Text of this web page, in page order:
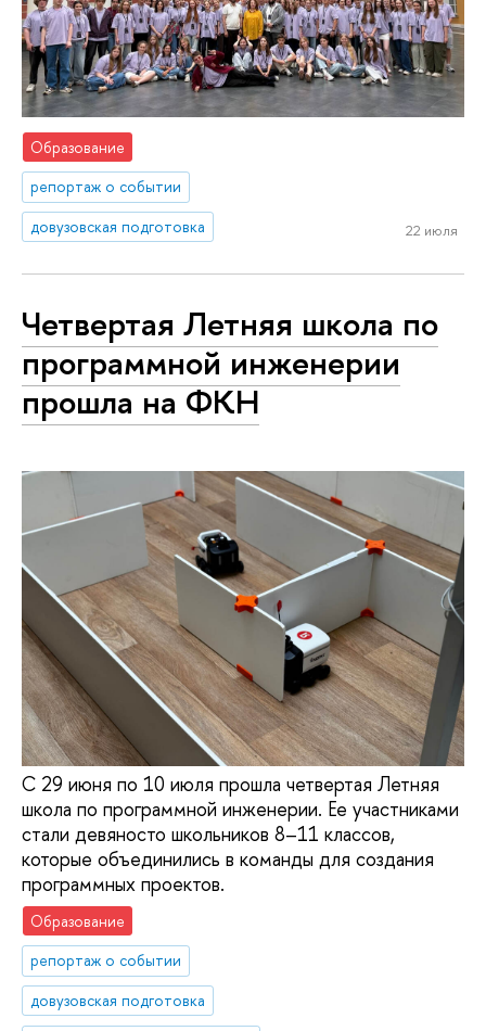
Образование
репортаж о событии
довузовская подготовка
22 июля
Четвертая Летняя школа по
программной инженерии
прошла на ФКН
С 29 июня по 10 июля прошла четвертая Летняя
школа по программной инженерии. Ее участниками
стали девяносто школьников 8–11 классов,
которые объединились в команды для создания
программных проектов.
Образование
репортаж о событии
довузовская подготовка